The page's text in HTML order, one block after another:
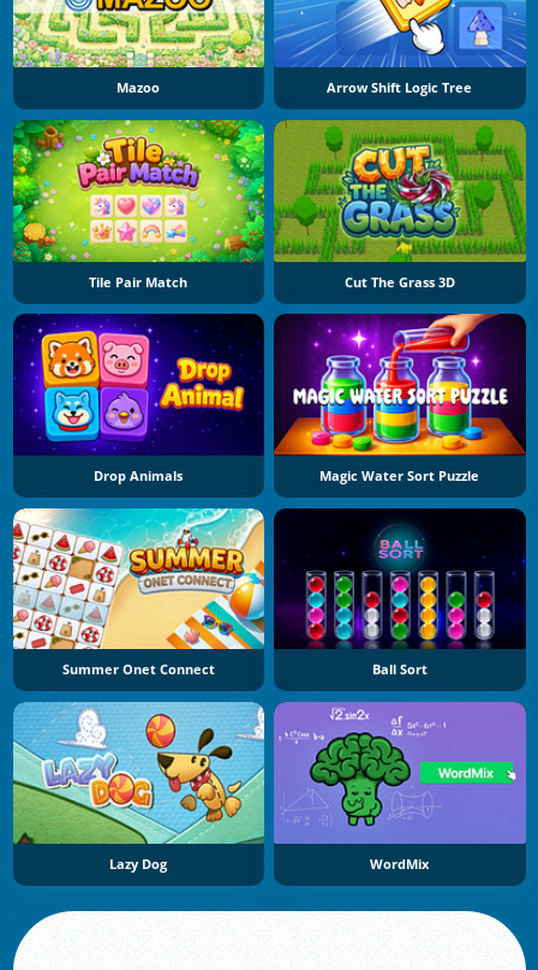
Mazoo Arrow Shift Logic Tree
Tile Pair Match Cut The Grass 3D
Drop Animals Magic Water Sort Puzzle
Summer Onet Connect Ball Sort
Lazy Dog WordMix